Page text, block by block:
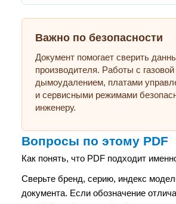
Важно по безопасности
Документ помогает сверить
производителя. Работы с
дымоудалением, платами
и сервисными режимами
инженеру.
Вопросы по этому PDF
Как понять, что PDF подходит
Сверьте бренд, серию, индекс
документа. Если обозначение